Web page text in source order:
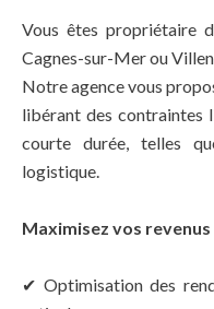
Vous êtes propriétaire
Cagnes-sur-Mer ou
Notre agence vous
libérant des contraintes
courte durée, telles
logistique.
Maximisez vos
✔ Optimisation des